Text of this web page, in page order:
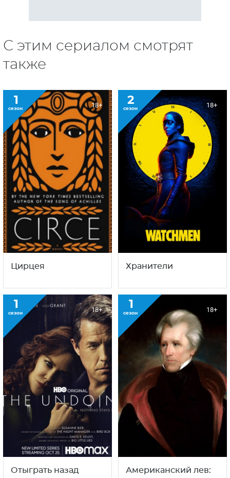
С этим сериалом смотрят
также
1
сезон 18+
Цирцея
2
сезон 18+
Хранители
1
сезон 18+
Отыграть назад
1
сезон 18+
Американский лев: